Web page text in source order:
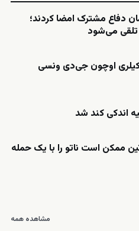
دفاع مشترک امضا کردند؛
می‌شود
ترامپ ۲۰۲۸ سئچکیلری اوچون جی‌دی ونسی
اندکی کند شد
ممکن است ناتو را با یک حمله
مشاهده همه